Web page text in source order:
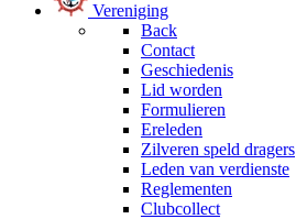
Vereniging
Back
Contact
Geschiedenis
Lid worden
Formulieren
Ereleden
Zilveren speld dragers
Leden van verdienste
Reglementen
Clubcollect